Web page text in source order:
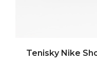
Tenisky Nike